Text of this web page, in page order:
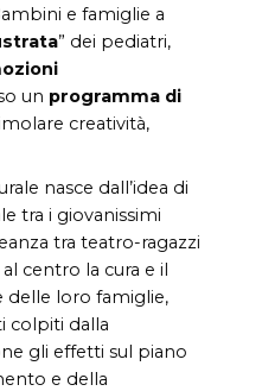
e famiglie a
” dei pediatri,
un programma di
creatività,
nasce dall’idea di
tra i giovanissimi
tra teatro-ragazzi
centro la cura e il
delle loro famiglie,
colpiti dalla
gli effetti sul piano
e della